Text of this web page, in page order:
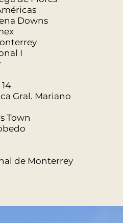
Downs
I
Gral. Mariano
Town
de Monterrey